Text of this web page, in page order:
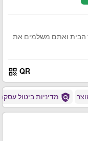
הבית ואתם משלמים את
QR
qr_code
policy מדיניות ביטול